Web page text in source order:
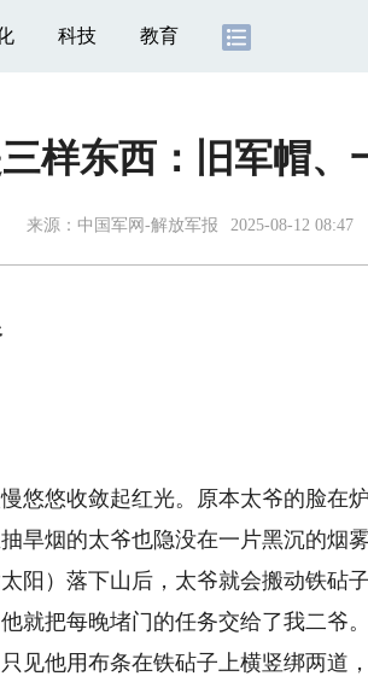
科技 教育
样东西：旧军帽、
来源： 中国军网-解放军报 2025-08-12 08:47
悠收敛起红光。原本太爷的脸在
旱烟的太爷也隐没在一片黑沉的烟雾
）落下山后，太爷就会搬动铁砧
就把每晚堵门的任务交给了我二爷。
他用布条在铁砧子上横竖绑两道